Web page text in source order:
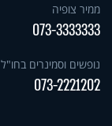
ממיר צופיה
073-3333333
נופשים וסמינרים בחו"ל
073-2221202